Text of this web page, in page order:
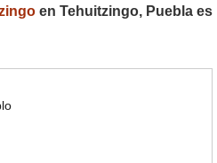
en Tehuitzingo, Puebla es